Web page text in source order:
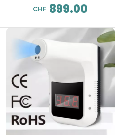
masque NM4 et
humidificateur
CHF 899.00